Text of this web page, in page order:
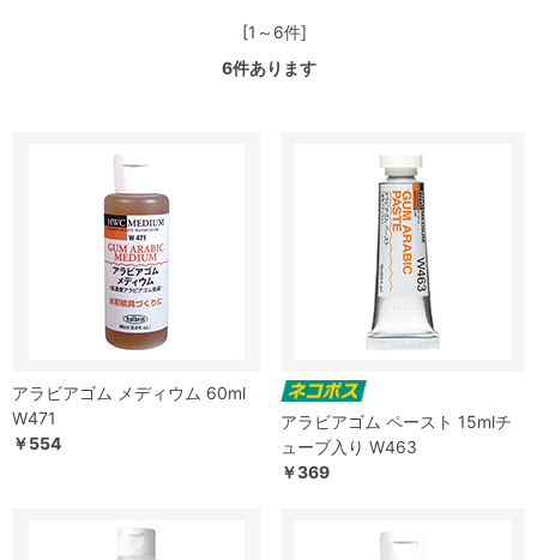
[1～6件]
6件あります
アラビアゴム メディウム 60ml
W471
￥554
アラビアゴム ペースト 15mlチ
ューブ入り W463
￥369